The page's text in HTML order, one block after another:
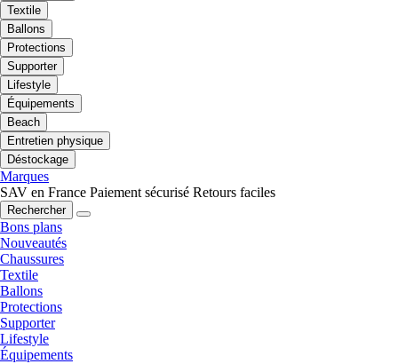
Textile
Ballons
Protections
Supporter
Lifestyle
Équipements
Beach
Entretien physique
Déstockage
Marques
SAV en France Paiement sécurisé Retours faciles
Rechercher
Bons plans
Nouveautés
Chaussures
Textile
Ballons
Protections
Supporter
Lifestyle
Équipements